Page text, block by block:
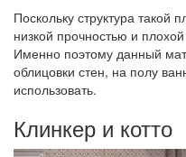
Поскольку структура такой
низкой прочностью и
Именно поэтому данный
облицовки стен, на полу
использовать.
Клинкер и котто